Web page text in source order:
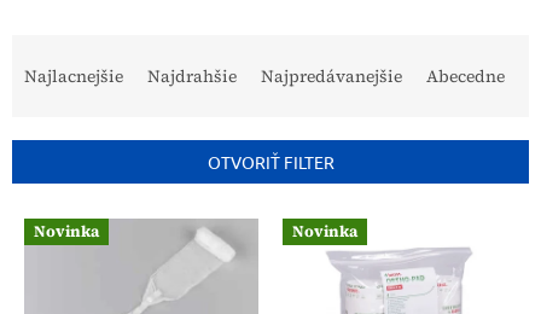
i
Najlacnejšie Najdrahšie Najpredávanejšie Abecedne
OTVORIŤ FILTER
V Novinka Novinka